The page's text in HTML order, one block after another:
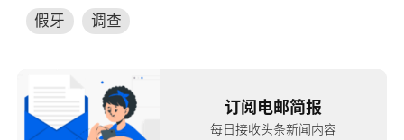
假牙
调查
订阅电邮简报
每日接收头条新闻内容